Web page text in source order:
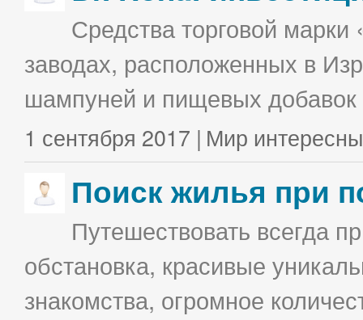
Средства торговой
заводах, расположенных в
шампуней и пищевых
1 сентября 2017 | Мир
Поиск жилья при
Путешествовать всегда
обстановка, красивые
знакомства, огромное